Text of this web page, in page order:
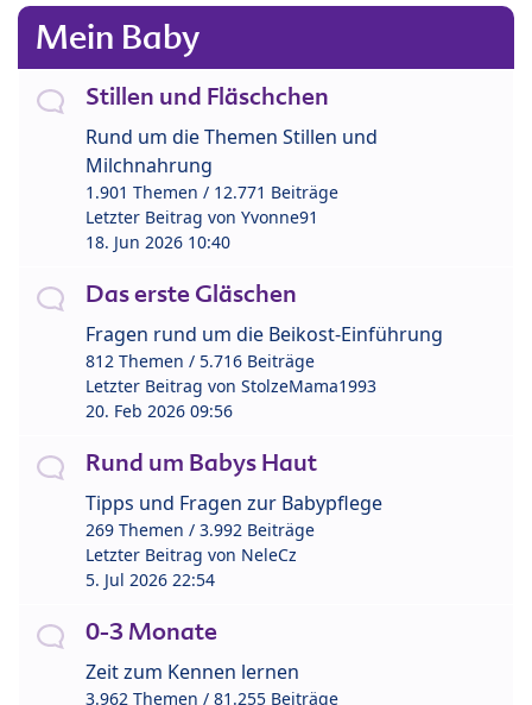
Mein Baby
Stillen und Fläschchen
Rund um die Themen Stillen und
Milchnahrung
1.901 Themen / 12.771 Beiträge
Letzter Beitrag von Yvonne91
18. Jun 2026 10:40
Das erste Gläschen
Fragen rund um die Beikost-Einführung
812 Themen / 5.716 Beiträge
Letzter Beitrag von StolzeMama1993
20. Feb 2026 09:56
Rund um Babys Haut
Tipps und Fragen zur Babypflege
269 Themen / 3.992 Beiträge
Letzter Beitrag von NeleCz
5. Jul 2026 22:54
0-3 Monate
Zeit zum Kennen lernen
3.962 Themen / 81.255 Beiträge